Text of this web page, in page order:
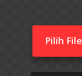
Pilih File